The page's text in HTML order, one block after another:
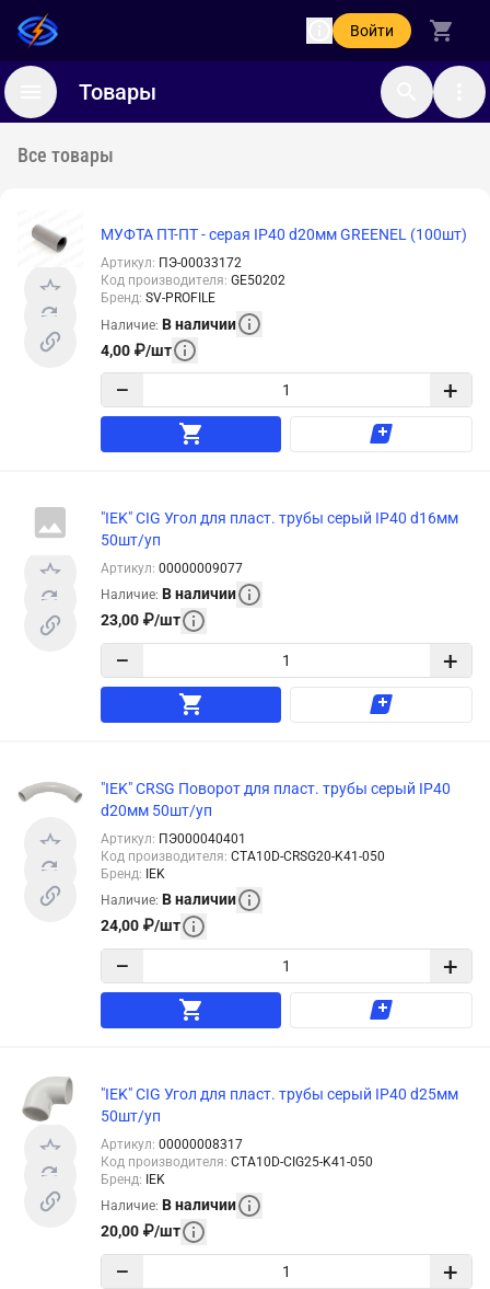
Войти
Товары
Все товары
МУФТА ПТ-ПТ - серая IP40 d20мм GREENEL (100шт)
Артикул: ПЭ-00033172
Код производителя: GE50202
Бренд: SV-PROFILE
Наличие: В наличии
4,00 ₽/шт
− +
"IEK" CIG Угол для пласт. трубы серый IP40 d16мм
50шт/уп
Артикул: 00000009077
Наличие: В наличии
23,00 ₽/шт
− +
"IEK" CRSG Поворот для пласт. трубы серый IP40
d20мм 50шт/уп
Артикул: ПЭ000040401
Код производителя: CTA10D-CRSG20-K41-050
Бренд:
IEK
Наличие: В наличии
24,00 ₽/шт
− +
"IEK" CIG Угол для пласт. трубы серый IP40 d25мм
50шт/уп
Артикул: 00000008317
Код производителя: CTA10D-CIG25-K41-050
Бренд: IEK
Наличие: В наличии
20,00 ₽/шт
− +